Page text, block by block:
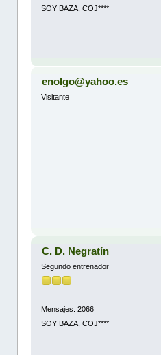
SOY BAZA, COJ****
enolgo@yahoo.es
Visitante
C. D. Negratín
Segundo entrenador
Mensajes: 2066
SOY BAZA, COJ****